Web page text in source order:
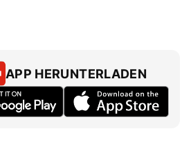
APP HERUNTERLADEN